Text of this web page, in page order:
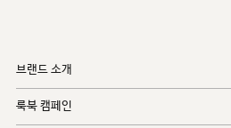
브랜드 소개
룩북 캠페인